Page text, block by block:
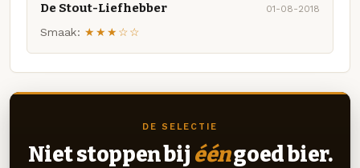
De Stout-Liefhebber 01-08-2018
Smaak: ★★★☆☆
DE SELECTIE
Niet stoppen bij ééngoed bier.